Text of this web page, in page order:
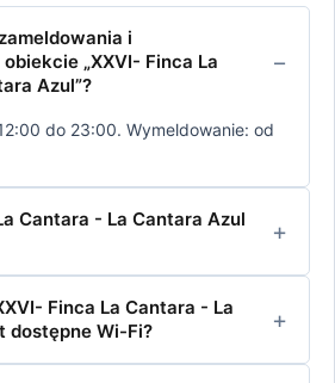
i
„XXVI- Finca La
Azul”?
do 23:00. Wymeldowanie: od
Cantara - La Cantara Azul
Finca La Cantara - La
dostępne Wi-Fi?